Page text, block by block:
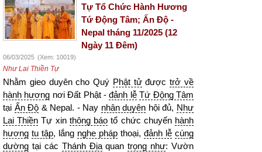
Tự Tổ Chức Hành Hương
Tứ Động Tâm; Ấn Độ -
Nepal tháng 11/2025 (12
Ngày 11 Đêm)
06/03/2025 (Xem: 10019)
Như Lai Thiền Tự
Nhằm gieo duyên cho Quý Phật tửđượctrở về
hành hương nơi Đất Phật -đảnh lễ Tứ Động Tâm
tại Ấn Độ & Nepal. - Nay nhân duyên hội đủ, Như
Lai Thiền Tự xin thông báo tổ chức chuyến hành
hương tu tập, lắng nghe pháp thoại, đảnh lễ cúng
dường tại các Thánh Địaquantrọng như: Vườn